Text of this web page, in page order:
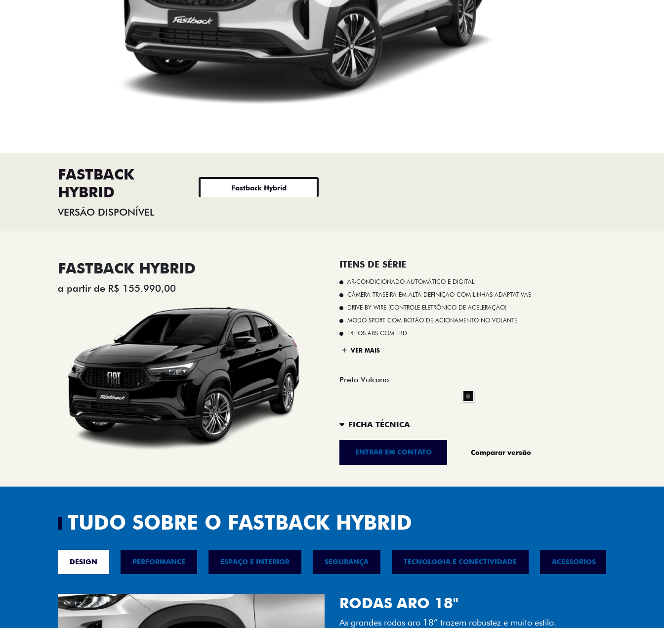
FASTBACK
HYBRID
VERSÃO DISPONÍVEL
Fastback Hybrid
FASTBACK HYBRID
a partir de R$ 155.990,00
ITENS DE SÉRIE
AR-CONDICIONADO AUTOMÁTICO E DIGITAL
CÂMERA TRASEIRA EM ALTA DEFINIÇÃO COM LINHAS ADAPTATIVAS
DRIVE BY WIRE (CONTROLE ELETRÔNICO DE ACELERAÇÃO)
MODO SPORT COM BOTÃO DE ACIONAMENTO NO VOLANTE
FREIOS ABS COM EBD
VER MAIS
Preto Vulcano
FICHA TÉCNICA
ENTRAR EM CONTATO Comparar versão
TUDO SOBRE O FASTBACK HYBRID
DESIGN PERFORMANCE ESPAÇO E INTERIOR SEGURANÇA TECNOLOGIA E CONECTIVIDADE ACESSÓRIOS
FAROL FULL LED
Tecnologia dos faróis totalmente em LED garante melhor